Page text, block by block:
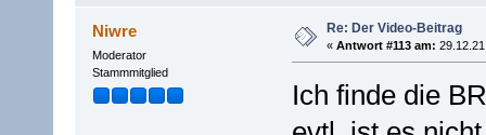
Niwre
Moderator
Stammmitglied
Re: Der Video-Beitrag
« Antwort #113 am:
Ich finde die